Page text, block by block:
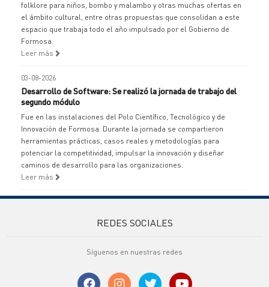
folklore para niños, bombo y malambo y otras muchas ofertas en
el ámbito cultural, entre otras propuestas que consolidan a este
espacio que trabaja todo el año impulsado por el Gobierno de
Formosa.
Leer más
03-08-2026
Desarrollo de Software: Se realizó la jornada de trabajo del
segundo módulo
Fue en las instalaciones del Polo Científico, Tecnológico y de
Innovación de Formosa. Durante la jornada se compartieron
herramientas prácticas, casos reales y metodologías para
potenciar la competitividad, impulsar la innovación y diseñar
caminos de desarrollo para las organizaciones.
Leer más
REDES SOCIALES
Síguenos en nuestras redes